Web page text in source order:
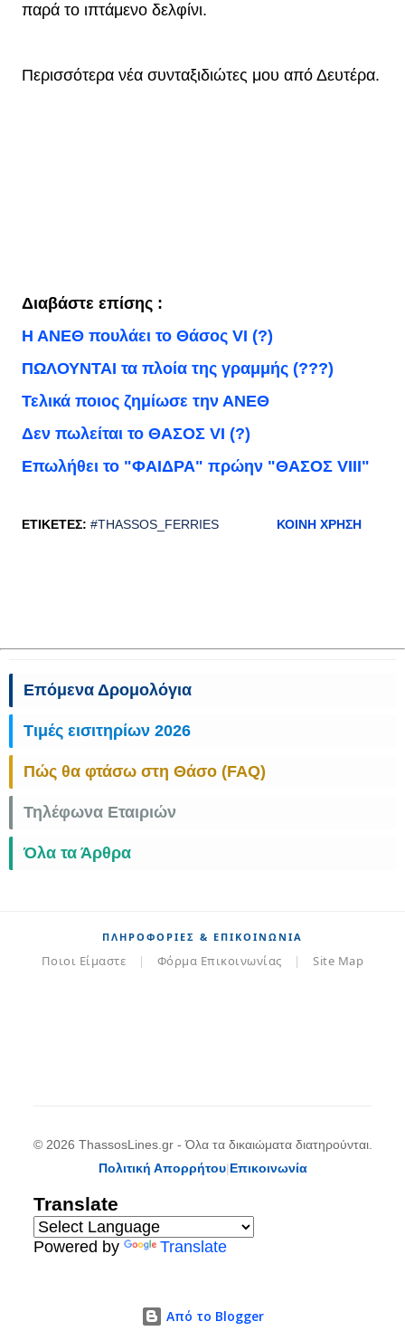
παρά το ιπτάμενο δελφίνι.
Περισσότερα νέα συνταξιδιώτες μου από Δευτέρα.
Διαβάστε επίσης :
Η ΑΝΕΘ πουλάει το Θάσος VI (?)
ΠΩΛΟΥΝΤΑΙ τα πλοία της γραμμής (???)
Τελικά ποιος ζημίωσε την ΑΝΕΘ
Δεν πωλείται το ΘΑΣΟΣ VI (?)
Επωλήθει το "ΦΑΙΔΡΑ" πρώην "ΘΑΣΟΣ VIII"
ΕΤΙΚΈΤΕΣ: #THASSOS_FERRIES ΚΟΙΝΉ ΧΡΉΣΗ
Επόμενα Δρομολόγια
Τιμές εισιτηρίων 2026
Πώς θα φτάσω στη Θάσο (FAQ)
Τηλέφωνα Εταιριών
Όλα τα Άρθρα
ΠΛΗΡΟΦΟΡΊΕΣ & ΕΠΙΚΟΙΝΩΝΊΑ
Ποιοι Είμαστε | Φόρμα Επικοινωνίας | Site Map
© 2026 ThassosLines.gr - Όλα τα δικαιώματα διατηρούνται.
Πολιτική Απορρήτου|Επικοινωνία
Translate
Powered by Translate
Από το Blogger